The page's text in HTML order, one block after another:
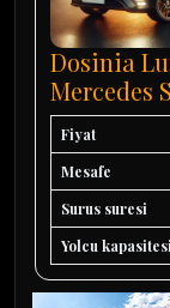
Dosinia
Mercedes
Fiyat
Mesafe
Surus suresi
Yolcu kapasitesi